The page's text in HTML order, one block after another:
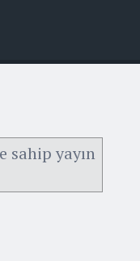
yayın